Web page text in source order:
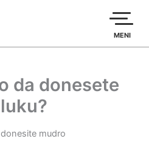
MENI
da donesete